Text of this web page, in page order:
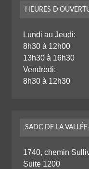
HEURES
Lundi au Jeudi:
8h30 à 12h00
13h30 à 16h30
Vendredi:
8h30 à 12h30
SADC DE LA
1740, chemin
Suite 1200